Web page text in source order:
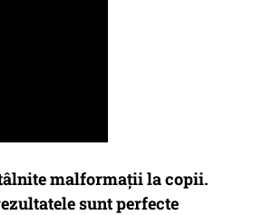
malformații la copii.
sunt perfecte